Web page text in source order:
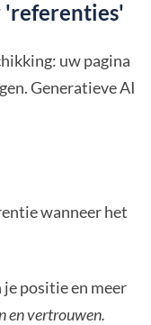
'referenties'
uw pagina
Generatieve AI
wanneer het
positie en meer
en vertrouwen.